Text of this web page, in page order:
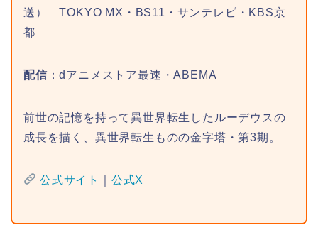
送） TOKYO MX・BS11・サンテレビ・KBS京
都
配信 ：dアニメストア最速・ABEMA
前世の記憶を持って異世界転生したルーデウスの
成長を描く、異世界転生ものの金字塔・第3期。
公式サイト 公式X